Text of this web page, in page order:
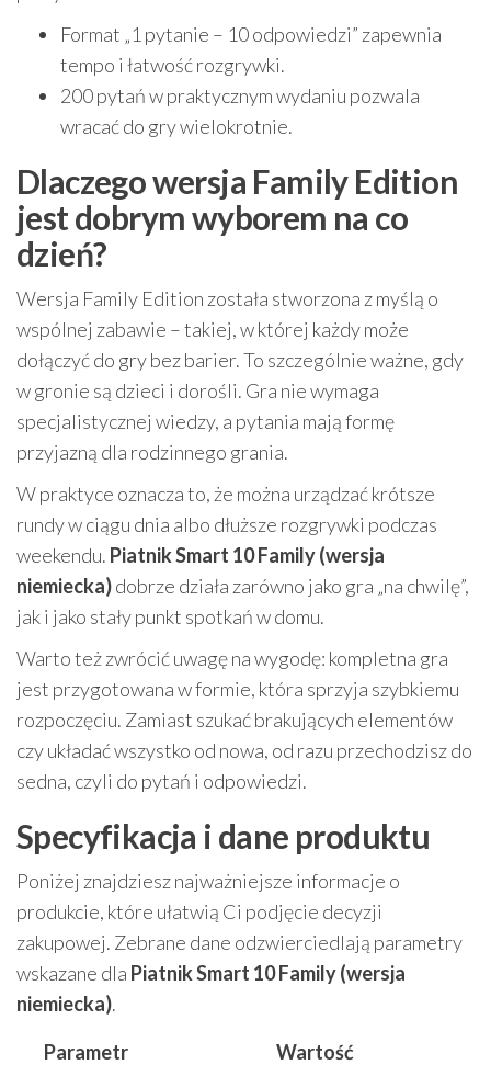
Format „1 pytanie – 10 odpowiedzi” zapewnia
tempo i łatwość rozgrywki.
200 pytań w praktycznym wydaniu pozwala
wracać do gry wielokrotnie.
Dlaczego wersja Family Edition
jest dobrym wyborem na co
dzień?
Wersja Family Edition została stworzona z myślą o
wspólnej zabawie – takiej, w której każdy może
dołączyć do gry bez barier. To szczególnie ważne, gdy
w gronie są dzieci i dorośli. Gra nie wymaga
specjalistycznej wiedzy, a pytania mają formę
przyjazną dla rodzinnego grania.
W praktyce oznacza to, że można urządzać krótsze
rundy w ciągu dnia albo dłuższe rozgrywki podczas
weekendu. Piatnik Smart 10 Family (wersja
niemiecka)dobrze działa zarówno jako gra „na chwilę”,
jak i jako stały punkt spotkań w domu.
Warto też zwrócić uwagę na wygodę: kompletna gra
jest przygotowana w formie, która sprzyja szybkiemu
rozpoczęciu. Zamiast szukać brakujących elementów
czy układać wszystko od nowa, od razu przechodzisz do
sedna, czyli do pytań i odpowiedzi.
Specyfikacja i dane produktu
Poniżej znajdziesz najważniejsze informacje o
produkcie, które ułatwią Ci podjęcie decyzji
zakupowej. Zebrane dane odzwierciedlają parametry
wskazane dla Piatnik Smart 10 Family (wersja
niemiecka).
Parametr
Wartość